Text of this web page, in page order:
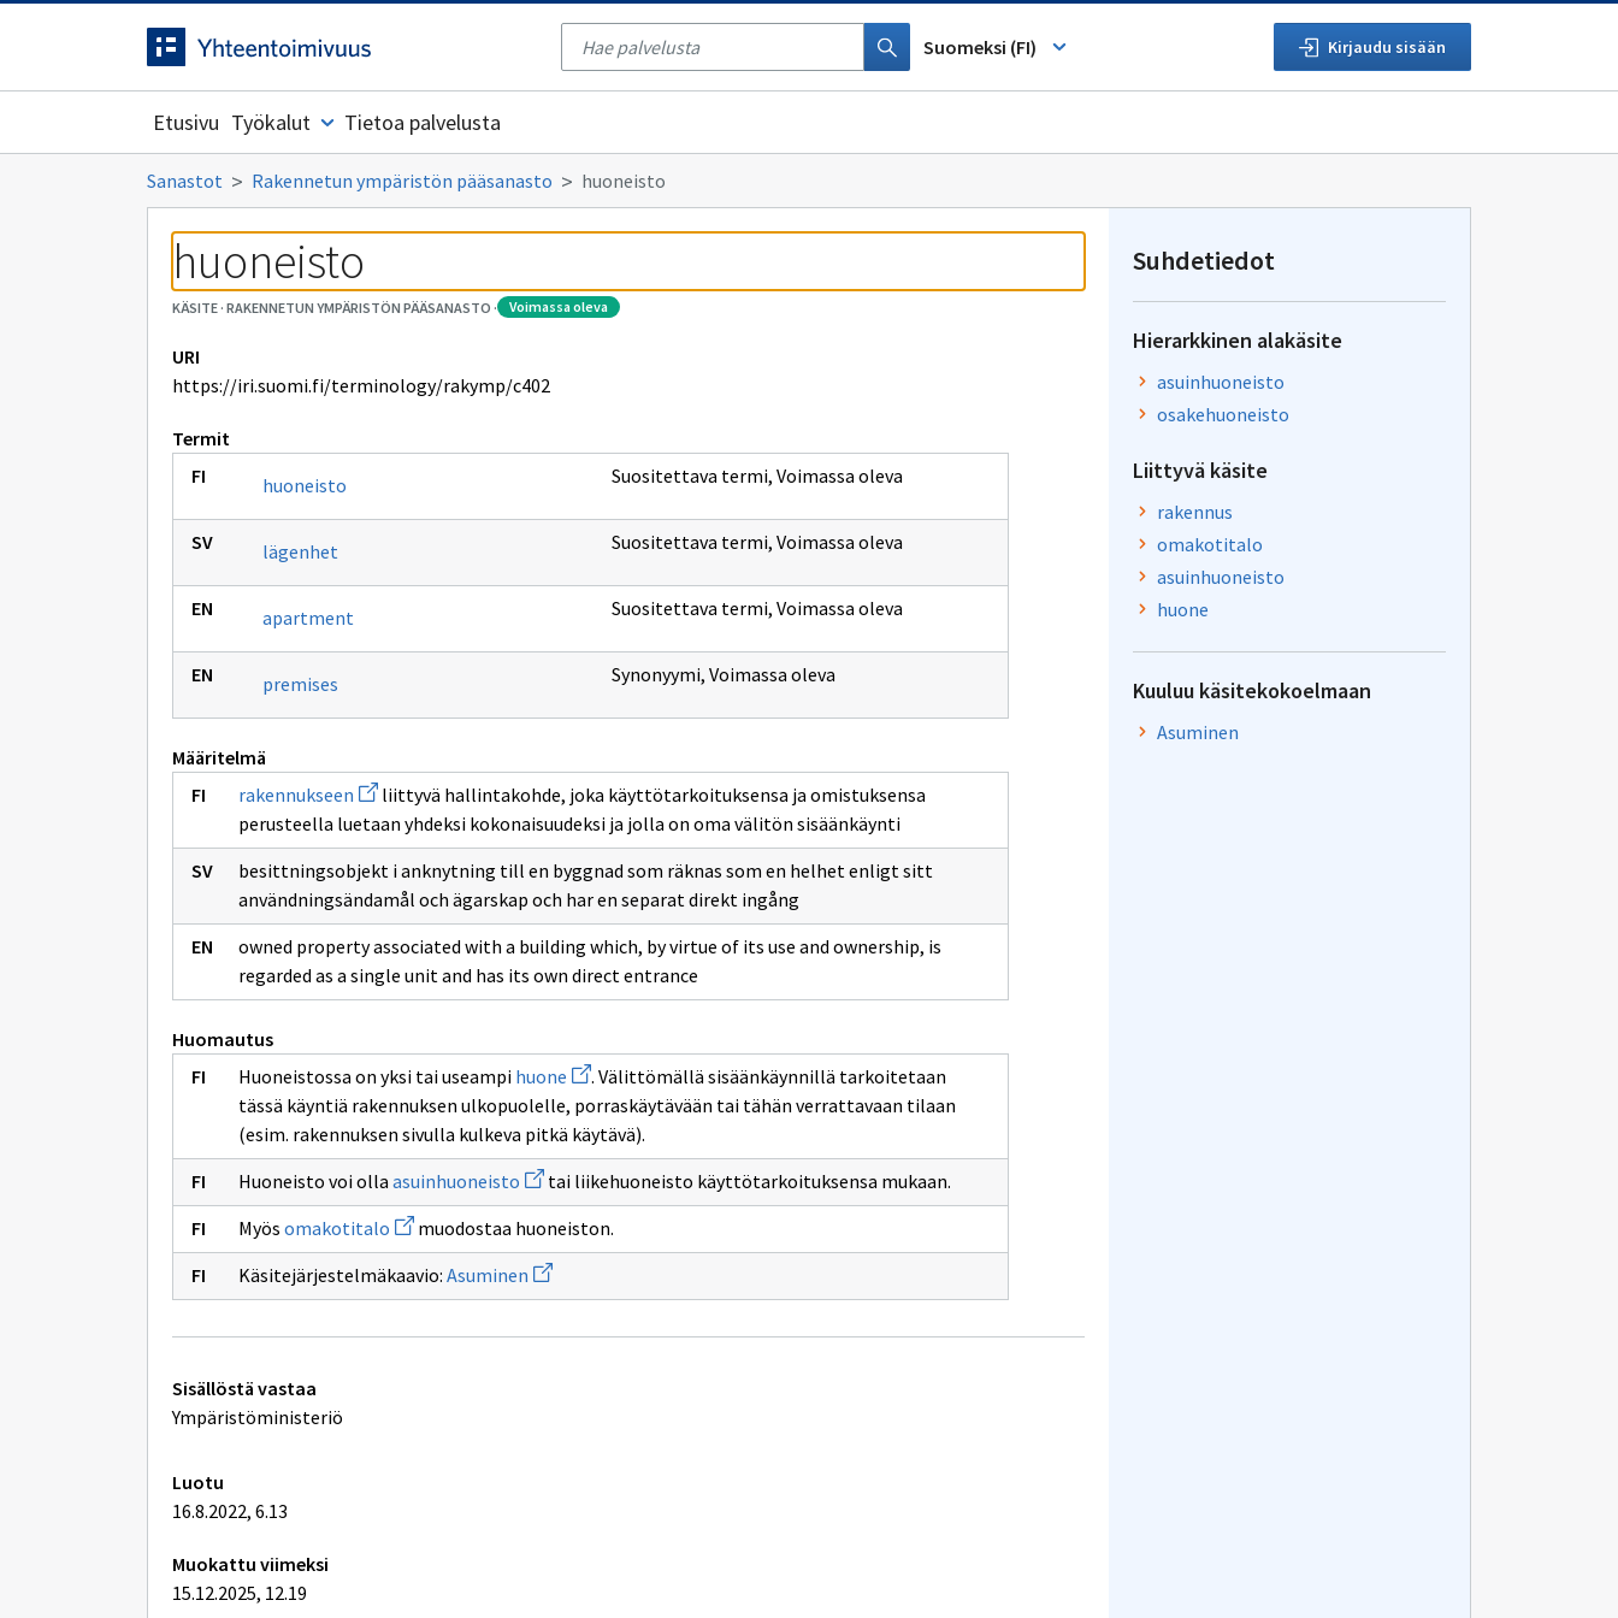
Siirrytty
Tyhjennä
haku
Suomeksi (FI) Kirjaudu sisään
Etusivu Työkalut Tietoa palvelusta
Sanastot Rakennetun ympäristön pääsanasto huoneisto
huoneisto
KÄSITE· RAKENNETUN YMPÄRISTÖN PÄÄSANASTO · voimassa oleva
URI
https://iri.suomi.fi/terminology/rakymp/c402
Termit
huoneisto
Suositettava termi, Voimassa oleva
lägenhet Suositettava termi, Voimassa oleva
apartment Suositettava termi, Voimassa oleva
premises Synonyymi, Voimassa oleva
Määritelmä
rakennukseen Avaa
uuden
ikkunan
sivulle
rakennukseen
liittyvä hallintakohde, joka käyttötarkoituksensa ja omistuksensa
perusteella luetaan yhdeksi kokonaisuudeksi ja jolla on oma välitön sisäänkäynti
besittningsobjekt i anknytning till en byggnad som räknas som en helhet enligt sitt
användningsändamål och ägarskap och har en separat direkt ingång
owned property associated with a building which, by virtue of its use and ownership, is
regarded as a single unit and has its own direct entrance
Huomautus
Huoneistossa on yksi tai useampi huone Avaa
uuden
ikkunan
sivulle
huone
. Välittömällä sisäänkäynnillä tarkoitetaan
tässä käyntiä rakennuksen ulkopuolelle, porraskäytävään tai tähän verrattavaan tilaan
(esim. rakennuksen sivulla kulkeva pitkä käytävä).
Huoneisto voi olla asuinhuoneisto Avaa
uuden
ikkunan
sivulle
asuinhuoneisto
tai liikehuoneisto käyttötarkoituksensa mukaan.
Myös omakotitalo Avaa
uuden
ikkunan
sivulle
omakotitalo
muodostaa huoneiston.
Käsitejärjestelmäkaavio: Asuminen Avaa
uuden
ikkunan
Tekniset
lisätiedot
Sisällöstä vastaa
Ympäristöministeriö
Luotu
16.8.2022, 6.13
Muokattu viimeksi
15.12.2025, 12.19
Suhdetiedot
Hierarkkinen alakäsite
asuinhuoneisto
osakehuoneisto
Liittyvä käsite
rakennus
omakotitalo
asuinhuoneisto
huone
Kuuluu käsitekokoelmaan
Asuminen